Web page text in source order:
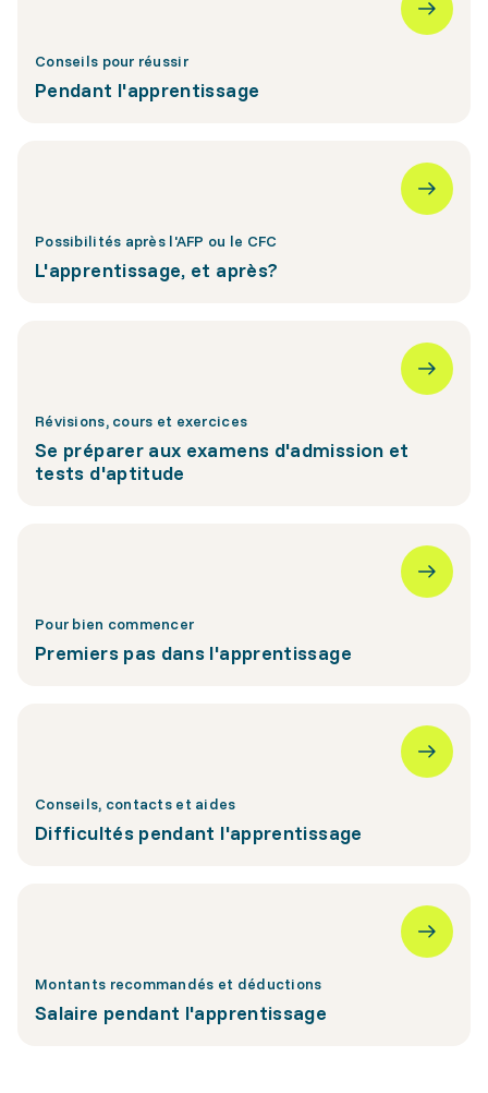
Conseils pour réussir
Pendant l'apprentissage
Possibilités après l'AFP ou le CFC
L'apprentissage, et après?
Révisions, cours et exercices
Se préparer aux examens d'admission et
tests d'aptitude
Pour bien commencer
Premiers pas dans l'apprentissage
Conseils, contacts et aides
Difficultés pendant l'apprentissage
Montants recommandés et déductions
Salaire pendant l'apprentissage